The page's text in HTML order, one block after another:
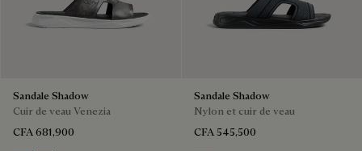
Sandale Shadow
Cuir de veau Venezia
CFA 681,900
Sandale Shadow
Nylon et cuir de veau
CFA 545,500